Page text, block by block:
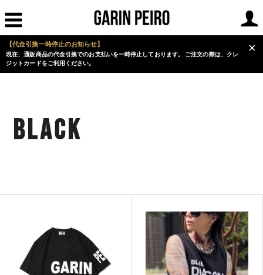
【代金引換一時停止のお知らせ】
現在、通販商品の代金引換でのお支払いを一時停止しております。 ご注文の際は、クレ
ジットカードをご利用ください。
×
Black